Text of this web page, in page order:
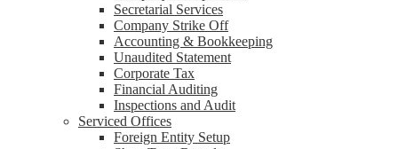
Secretarial Services
Company Strike Off
Accounting & Bookkeeping
Unaudited Statement
Corporate Tax
Financial Auditing
Inspections and Audit
Serviced Offices
Foreign Entity Setup